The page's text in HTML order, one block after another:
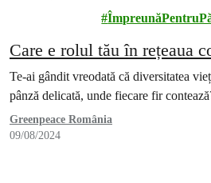
Care e rolul tău în rețeaua
Te-ai gândit vreodată că diversitatea
pânză delicată, unde fiecare fir
Greenpeace România
09/08/2024